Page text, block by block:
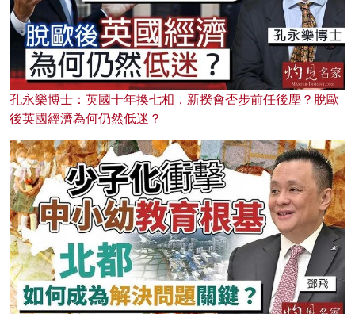
孔永樂博士：英國十年換七相，新揆會否步前任後塵？脫歐
後英國經濟為何仍然低迷？